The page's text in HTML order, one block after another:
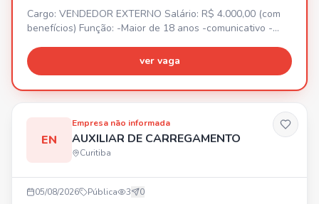
Cargo: VENDEDOR EXTERNO Salário: R$ 4.000,00 (com
benefícios) Função: -Maior de 18 anos -comunicativo -
experiencia, mas se tiver será um diferencial
ver vaga
EN
Empresa não informada
AUXILIAR DE CARREGAMENTO
Curitiba
05/08/2026 Pública 3 0